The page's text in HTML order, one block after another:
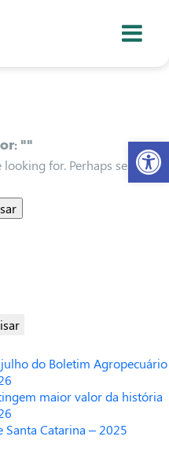
""
for. Perhaps searching
do Boletim Agropecuário
maior valor da história
Santa Catarina – 2025